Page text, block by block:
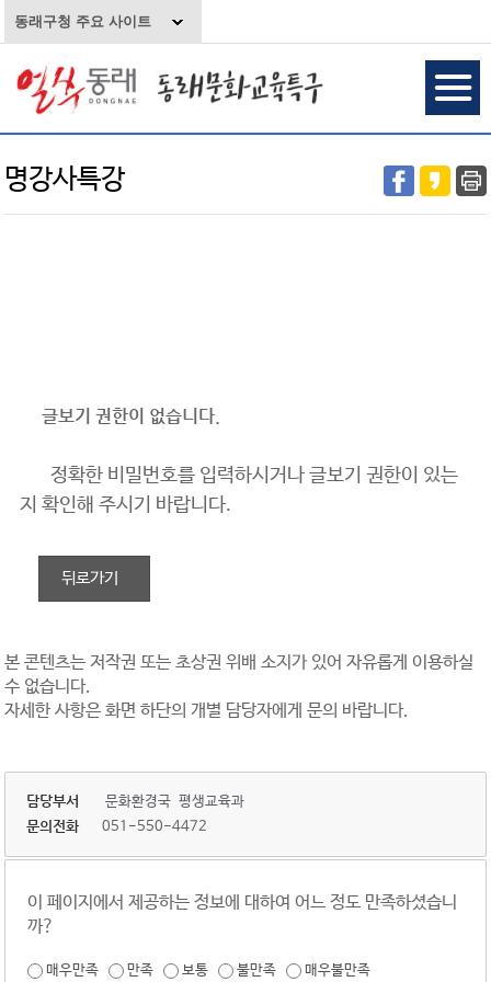
동래구청 주요 사이트
명강사특강
글보기 권한이 없습니다.
정확한 비밀번호를 입력하시거나 글보기 권한이 있는
지 확인해 주시기 바랍니다.
뒤로가기
본 콘텐츠는 저작권 또는 초상권 위배 소지가 있어 자유롭게 이용하실
수 없습니다.
자세한 사항은 화면 하단의 개별 담당자에게 문의 바랍니다.
담당부서
문화환경국 평생교육과
문의전화
051-550-4472
이 페이지에서 제공하는 정보에 대하여 어느 정도 만족하셨습니
까?
매우만족 만족 보통 불만족 매우불만족